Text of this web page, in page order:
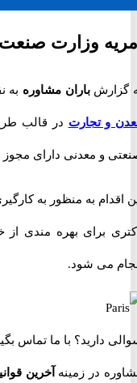
وزارت صنعت،
باران مشاورهبه نقل
و تجارتدر قالب طرح تاپ
و معدنی دارای مجوز از
به منظور به
برای بهره مندی از
می شود.
دارید؟ با ما تماس بگیرید
در زمینهآخرین